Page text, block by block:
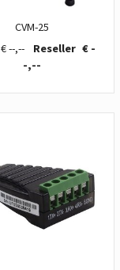
CVM-25
€ --,--
€ -
-,--